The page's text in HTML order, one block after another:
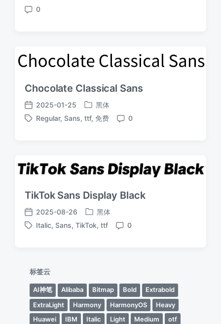
布
评
0
Chocolate Classical Sans
发
布
2025-01-25
发
布
黑体
标
Regular, Sans, ttf, 免费
评
0
TikTok Sans Display Black
发
布
2025-08-26
发
布
黑体
标
Italic, Sans, TikTok, ttf
评
0
标签云
AI神笔 Alibaba Bitmap Bold
Extrabold
ExtraLight
Harmony HarmonyOS
Heavy
Huawei
IBM Italic Light Medium
otf